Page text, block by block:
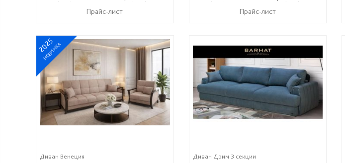
Прайс-лист Прайс-лист
2025
НОВИНКА
Диван Венеция Диван Дрим 3 секции